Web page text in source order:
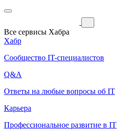
Все сервисы Хабра
Хабр
Сообщество IT-специалистов
Q&A
Ответы на любые вопросы об IT
Карьера
Профессиональное развитие в IT